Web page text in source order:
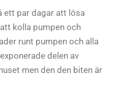
ett par dagar att lösa
kolla pumpen och
runt pumpen och alla
delen av
men den den biten är